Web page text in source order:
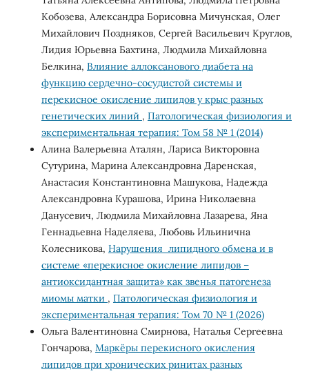
Кобозева, Александра Борисовна Мичунская, Олег
Михайлович Поздняков, Сергей Васильевич Круглов,
Лидия Юрьевна Бахтина, Людмила Михайловна
Белкина, Влияние аллоксанового диабета на
функцию сердечно-сосудистой системы и
перекисное окисление липидов у крыс разных
генетических линий , Патологическая физиология и
экспериментальная терапия: Том 58 № 1 (2014)
Алина Валерьевна Аталян, Лариса Викторовна
Сутурина, Марина Александровна Даренская,
Анастасия Константиновна Машукова, Надежда
Александровна Курашова, Ирина Николаевна
Данусевич, Людмила Михайловна Лазарева, Яна
Геннадьевна Наделяева, Любовь Ильинична
Колесникова, Нарушения липидного обмена и в
системе «перекисное окисление липидов –
антиоксидантная защита» как звенья патогенеза
миомы матки , Патологическая физиология и
экспериментальная терапия: Том 70 № 1 (2026)
Ольга Валентиновна Смирнова, Наталья Сергеевна
Гончарова, Маркёры перекисного окисления
липидов при хронических ринитах разных